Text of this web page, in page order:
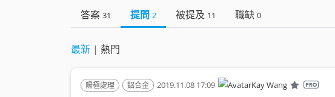
答案 31 提問 2 被提及 11 職缺 0
最新 | 熱門
陽極處理 鋁合金 2019.11.08 17:09 Kay Wang